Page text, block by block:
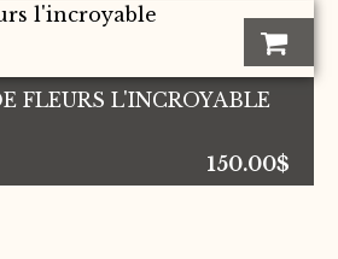
FLEURS L'INCROYABLE
150.00$